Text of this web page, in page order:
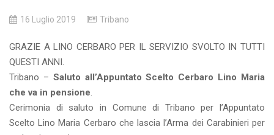
16 Luglio 2019 Tribano
GRAZIE A LINO CERBARO PER IL SERVIZIO SVOLTO IN TUTTI
QUESTI ANNI.
Tribano – Saluto all’Appuntato Scelto Cerbaro Lino Maria
che va in pensione.
Cerimonia di saluto in Comune di Tribano per l’Appuntato
Scelto Lino Maria Cerbaro che lascia l’Arma dei Carabinieri per